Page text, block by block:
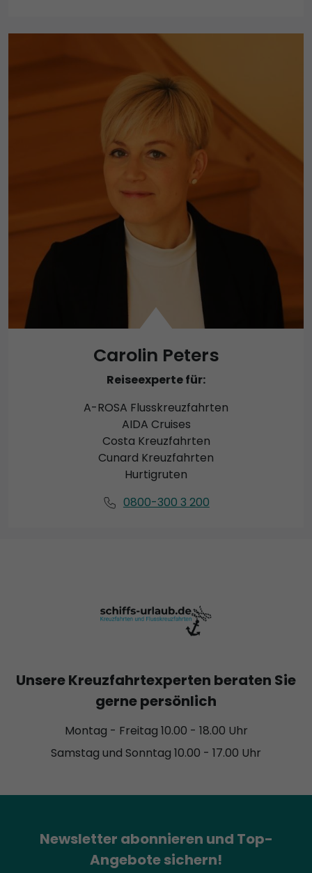
Carolin Peters
Reiseexperte für:
A-ROSA Flusskreuzfahrten
AIDA Cruises
Costa Kreuzfahrten
Cunard Kreuzfahrten
Hurtigruten
0800-300 3 200
Unsere Kreuzfahrtexperten beraten Sie
gerne persönlich
Montag - Freitag 10.00 - 18.00 Uhr
Samstag und Sonntag 10.00 - 17.00 Uhr
Newsletter abonnieren und Top-
Angebote sichern!